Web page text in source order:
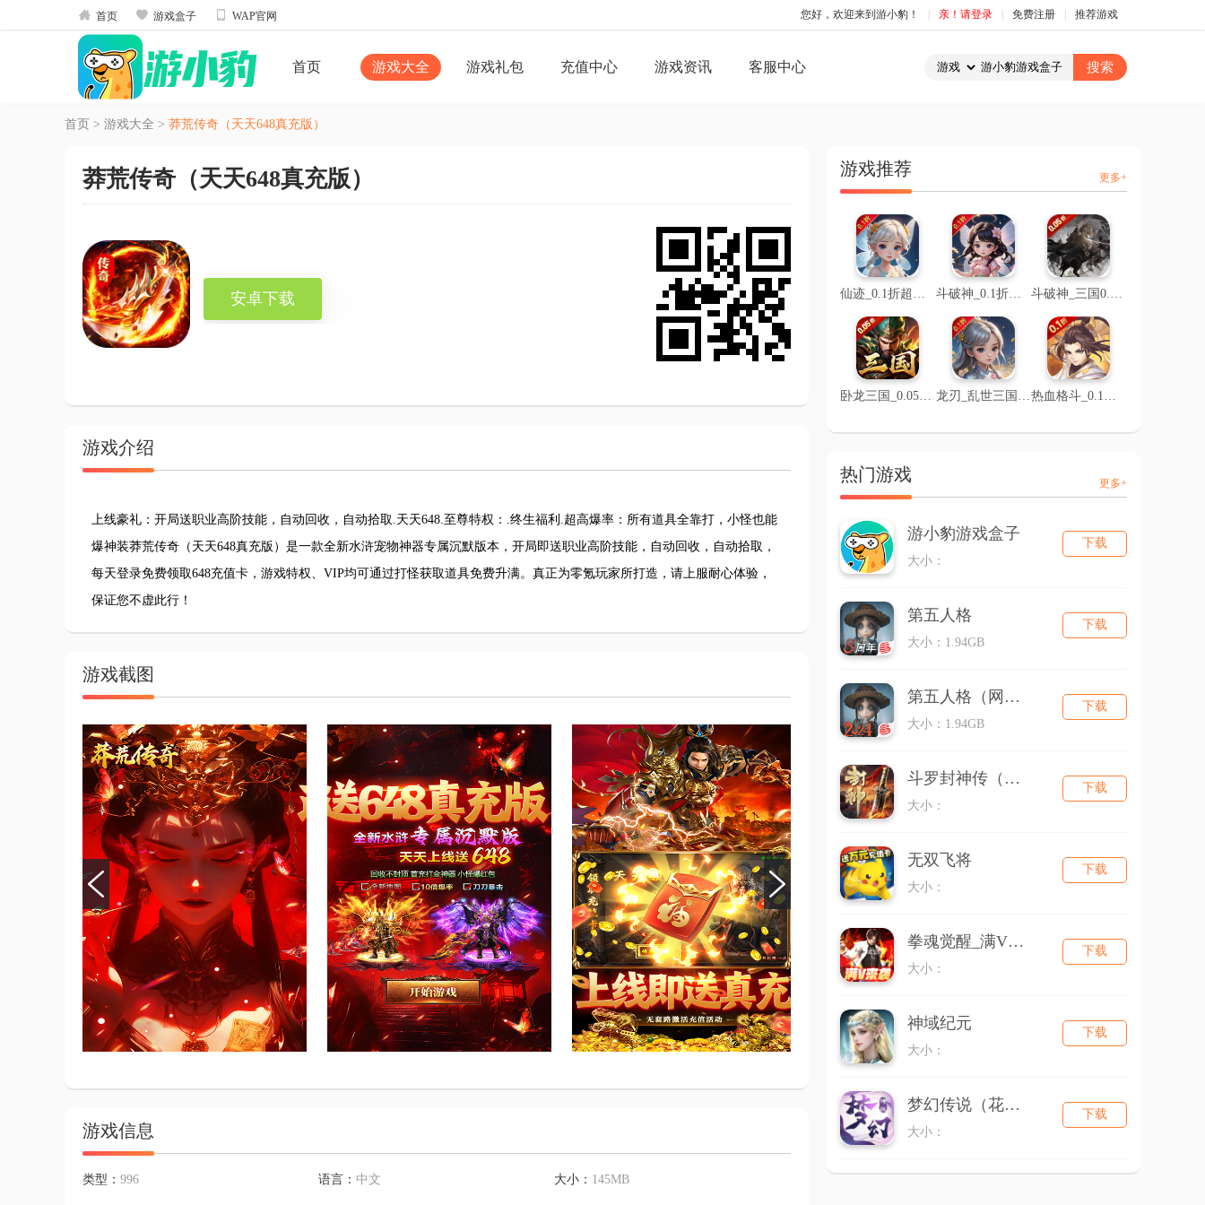
 首页  游戏盒子  WAP官网 您好，欢迎来到游小豹！ 亲！请登录 免费注册 推荐游戏
首页 游戏大全 游戏礼包 充值中心 游戏资讯 客服中心
首页 > 游戏大全 > 莽荒传奇（天天648真充版）
莽荒传奇（天天648真充版）
安卓下载
游戏介绍
上线豪礼：开局送职业高阶技能，自动回收，自动拾取.天天648.至尊特权：.终生福利.超高爆率：所有道具全靠打，小怪也能
爆神装莽荒传奇（天天648真充版）是一款全新水浒宠物神器专属沉默版本，开局即送职业高阶技能，自动回收，自动拾取，
每天登录免费领取648充值卡，游戏特权、VIP均可通过打怪获取道具免费升满。真正为零氪玩家所打造，请上服耐心体验，
保证您不虚此行！
游戏截图
游戏信息
类型： 996 语言： 中文 大小： 145MB
游戏推荐 更多+
仙迹_0.1折超级折扣 斗破神_0.1折仙帝之路 斗破神_三国0.05折文字
卧龙三国_0.05折乱世争锋 龙刃_乱世三国0.1折 热血格斗_0.1折魔化三国
热门游戏 更多+
游小豹游戏盒子
大小：
下载
第五人格
大小：1.94GB
下载
第五人格（网易版）
大小：1.94GB
下载
斗罗封神传（三国超超变）
大小：
下载
无双飞将
大小：
下载
拳魂觉醒_满V送白草
大小：
下载
神域纪元
大小：
下载
梦幻传说（花千骨）
大小：
下载